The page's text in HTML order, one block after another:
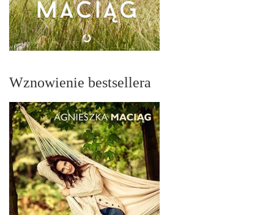
Wznowienie bestsellera